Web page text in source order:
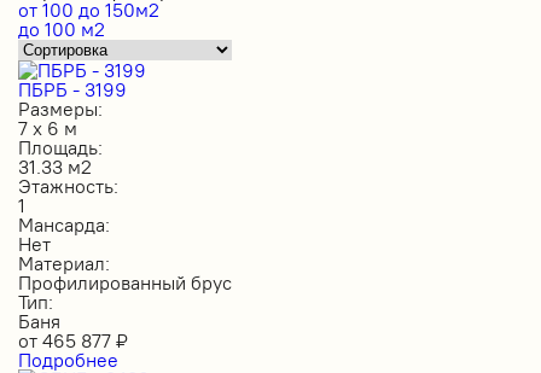
от 100 до 150м2
до 100 м2
ПБРБ - 3199
Размеры:
7 х 6 м
Площадь:
31.33 м2
Этажность:
1
Мансарда:
Нет
Материал:
Профилированный брус
Тип:
Баня
от 465 877 ₽
Подробнее